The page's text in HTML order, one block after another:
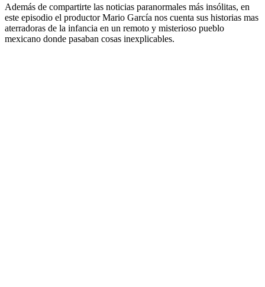
Además de compartirte las noticias paranormales más insólitas, en
este episodio el productor Mario García nos cuenta sus historias mas
aterradoras de la infancia en un remoto y misterioso pueblo
mexicano donde pasaban cosas inexplicables.